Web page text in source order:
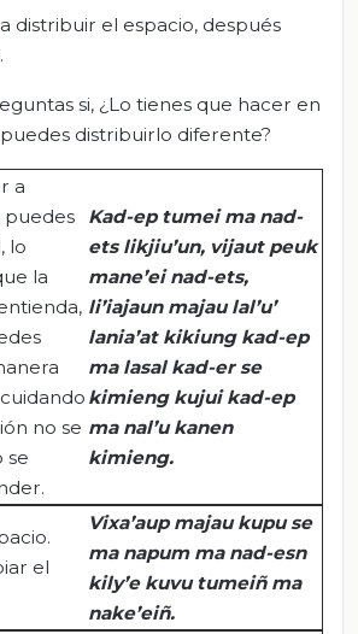
distribuir el espacio, después
si, ¿Lo tienes que hacer en
distribuirlo diferente?
a
puedes
lo
la
no se
se
Kad-ep tumei ma nad-
ets likjiu’un, vijaut peuk
mane’ei nad-ets,
li’iajaun majau lal’u’
lania’at kikiung kad-ep
ma lasal kad-erse
kimieng kujui kad-ep
ma nal’u kanen
kimieng.
el
Vixa’aup majau kupuse
ma napum ma nad-esn
kily’e kuvu tumeiñ ma
nake’eiñ.